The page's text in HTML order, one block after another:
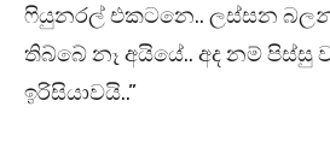
ෆියුනරල් එකටනෙ.. ලස්සන
තිබ්බේ නෑ අයියේ.. අද නම් පිස්සු
ඉරිසියාවයි..”